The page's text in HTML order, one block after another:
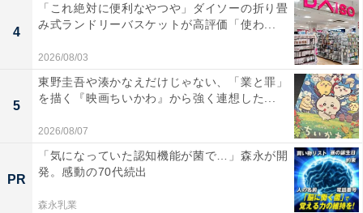
4
「これ絶対に便利なやつや」ダイソーの折り畳
み式ランドリーバスケットが高評価「使わ...
2026/08/03
5
東野圭吾や湊かなえだけじゃない、「業と罪」
を描く『映画ちいかわ』から強く連想した...
2026/08/07
PR
「気になっていた認知機能が菌で…」森永が開
発。感動の70代続出
森永乳業